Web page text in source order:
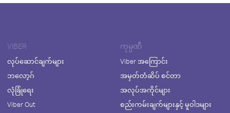
VIBER
လုပ်ဆောင်ချက်များ
ဘလော့ဂ်
လုံခြုံရေး
Viber Out
ကုမ္ပဏီ
Viber အကြောင်း
အမှတ်တံဆိပ် စင်တာ
အလုပ်အကိုင်များ
စည်းကမ်းချက်များနှင့် မူဝါဒများ